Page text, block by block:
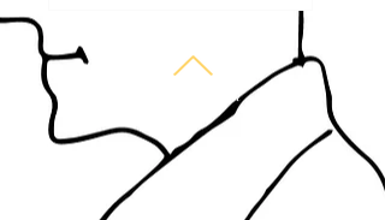
© 2017 by Uta